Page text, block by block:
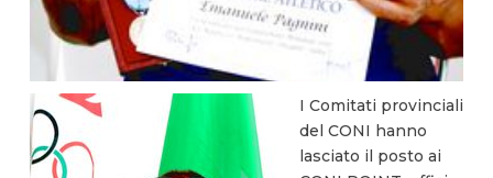
I Comitati provinciali
del CONI hanno
lasciato il posto ai